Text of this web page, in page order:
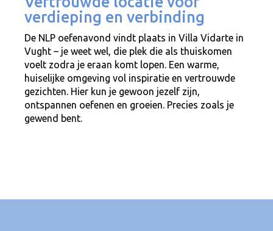
verdieping en verbinding
De NLP oefenavond vindt plaats in Villa Vidarte in
Vught – je weet wel, die plek die als thuiskomen
voelt zodra je eraan komt lopen. Een warme,
huiselijke omgeving vol inspiratie en vertrouwde
gezichten. Hier kun je gewoon jezelf zijn,
ontspannen oefenen en groeien. Precies zoals je
gewend bent.